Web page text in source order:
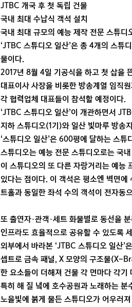
JTBC 개국 후 첫 독립 건물
국내 최대 수납식 객석 설치
국내 최대 규모의 예능 제작 전문 스튜디
‘JTBC 스튜디오 일산’은 총 4개의 스튜
물이다.
2017년 8월 4일 기공식을 하고 첫 삽을
대표이사 사장을 비롯한 방송계열 임직
각 협력업체 대표들이 참석할 예정이다.
‘JTBC 스튜디오 일산’이 개관하면서
지하 스튜디오(1기)와 일산 빛마루 방송
‘스튜디오 일산’은 600평에 달하는 스
스튜디오는 예능 전문 스튜디오로는 국
이 스튜디오의 또 다른 자랑거리는 예능
있다는 점이다. 이 객석은 평소엔 벽면
트홀과 동일한 좌석 수의 객석이 전자동
또 출연자·관객·세트 화물별로 동선을
인프라도 효율적으로 공유할 수 있도록
외부에서 바라본 ‘JTBC 스튜디오 일산
셉트로 금속 패널, X 모양의 구조물(X-
한 요소들이 더해져 건물 각 면마다 각기
특히 해 질 녘에 호수공원과 노래하는
노을빛에 붉게 물든 스튜디오가 어우러